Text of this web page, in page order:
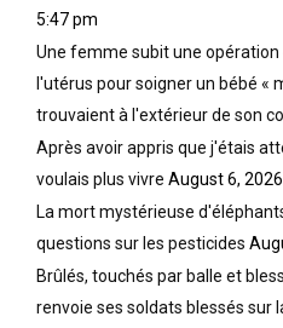
5:47 pm
Une femme subit une
l'utérus pour soigner un bébé «
trouvaient à l'extérieur de son
Après avoir appris que j'étais
voulais plus vivre August 6,
La mort mystérieuse
questions sur les pesticides
Brûlés, touchés par balle et
renvoie ses soldats blessés sur